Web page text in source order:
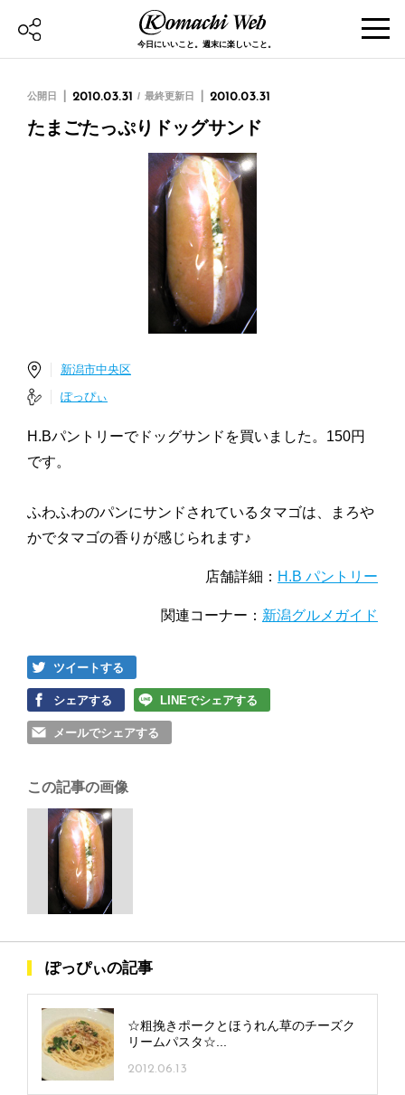
今日にいいこと。週末に楽しいこと。
公開日 2010.03.31 最終更新日 2010.03.31
たまごたっぷりドッグサンド
新潟市中央区
ぽっぴぃ
H.Bパントリーでドッグサンドを買いました。150円
です。
ふわふわのパンにサンドされているタマゴは、まろや
かでタマゴの香りが感じられます♪
店舗詳細： H.B パントリー
関連コーナー： 新潟グルメガイド
ツイートする
シェアする LINEでシェアする
メールでシェアする
この記事の画像
ぽっぴぃの記事
☆粗挽きポークとほうれん草のチーズク
リームパスタ☆...
2012.06.13